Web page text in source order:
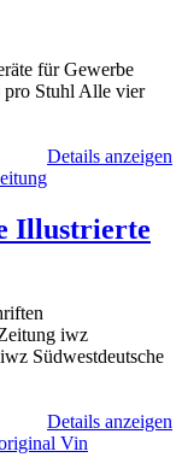
für Gewerbe
pro Stuhl Alle vier
Details anzeigen
Illustrierte
iwz
Südwestdeutsche
Details anzeigen